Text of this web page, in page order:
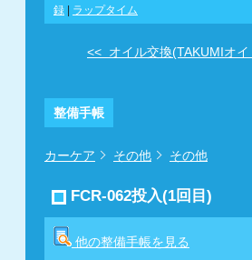
録
ラップタイム
<< オイル交換(TAKUMIオイ
整備手帳
カーケア その他 その他
FCR-062投入(1回目)
他の整備手帳を見る